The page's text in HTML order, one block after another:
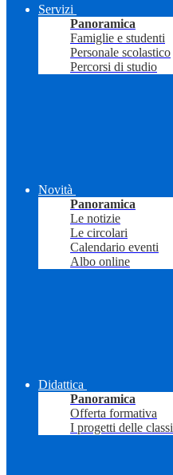
Servizi
Panoramica
Famiglie e studenti
Personale scolastico
Percorsi di studio
Novità
Panoramica
Le notizie
Le circolari
Calendario eventi
Albo online
Didattica
Panoramica
Offerta formativa
I progetti delle classi